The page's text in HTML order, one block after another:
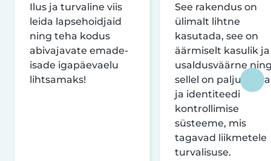
Ilus ja turvaline viis
leida lapsehoidjaid
ning teha kodus
abivajavate emade-
isade igapäevaelu
lihtsamaks!
See rakendus on
ülimalt lihtne
kasutada, see on
äärmiselt kasulik ja
usaldusväärne
sellel on palju
ja identiteedi
kontrollimise
süsteeme, mis
tagavad liikmetele
turvalisuse.